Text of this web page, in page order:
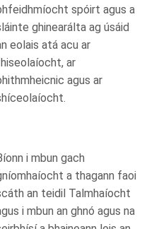
spóirt agus a
ghinearálta ag úsáid
eolais atá acu ar
ar
agus ar
i mbun gach
a thagann faoi
an teidil Talmhaíocht
i mbun an ghnó agus na